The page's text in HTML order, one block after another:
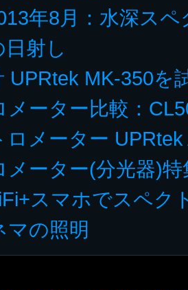
年8月：水深ス
射し
UPRtek MK-350を
メーター比較：
ロメーター
メーター(分光器)特
スマホでスペク
マの照明